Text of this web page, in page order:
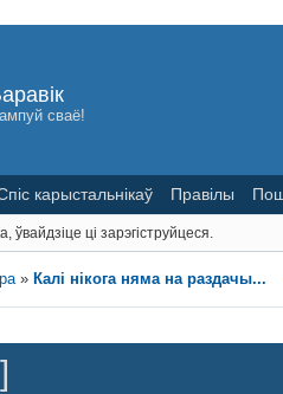
сваё!
карыстальнікаў Правілы
ўвайдзіце ці зарэгіструйцеся.
» Калі нікога няма на раздачы...